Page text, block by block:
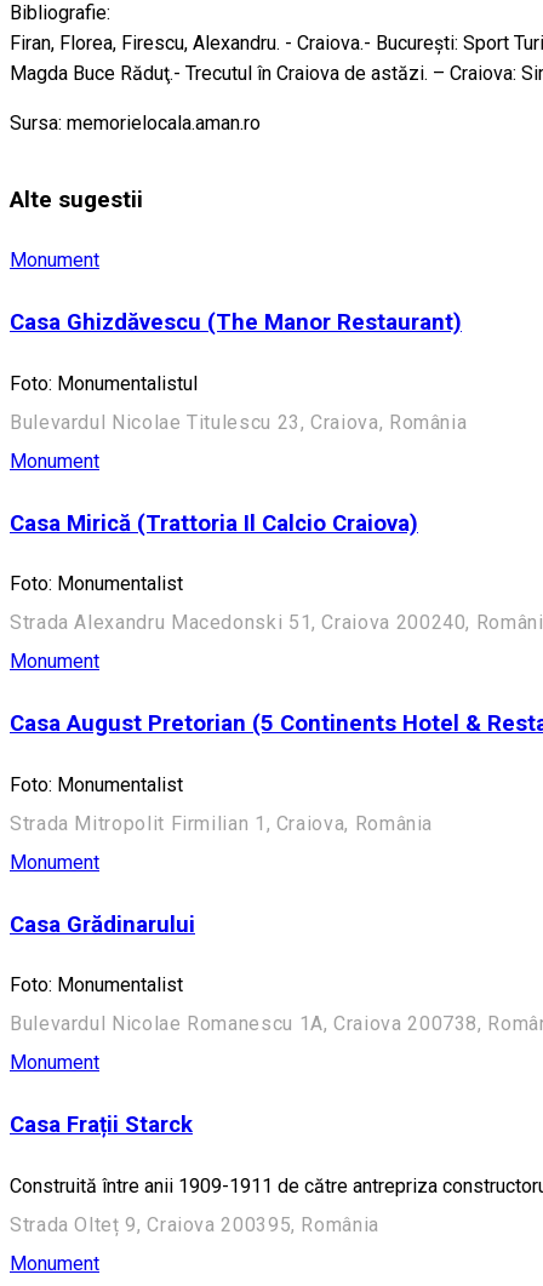
Bibliografie:
Firan, Florea, Firescu, Alexandru. - Craiova.- Bucureşti: Sport
Magda Buce Răduţ.- Trecutul în Craiova de astăzi. – Craiova:
Sursa: memorielocala.aman.ro
Alte sugestii
Monument
Casa Ghizdăvescu (The Manor Restaurant)
Foto: Monumentalistul
Bulevardul Nicolae Titulescu 23, Craiova, România
Monument
Casa Mirică (Trattoria Il Calcio Craiova)
Foto: Monumentalist
Strada Alexandru Macedonski 51, Craiova 200240,
Monument
Casa August Pretorian (5 Continents Hotel &
Foto: Monumentalist
Strada Mitropolit Firmilian 1, Craiova, România
Monument
Casa Grădinarului
Foto: Monumentalist
Bulevardul Nicolae Romanescu 1A, Craiova 200738,
Monument
Casa Frații Starck
Construită între anii 1909-1911 de către antrepriza
Strada Olteț 9, Craiova 200395, România
Monument